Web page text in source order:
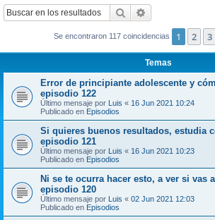
Buscar
Se encontraron 117 coincidencias 1 2 3
Temas
Error de principiante adolescente y
episodio 122
Último mensaje por Luis « 16 Jun 2021 10:24
Publicado en Episodios
Si quieres buenos resultados, estudia
episodio 121
Último mensaje por Luis « 16 Jun 2021 10:23
Publicado en Episodios
Ni se te ocurra hacer esto, a ver si vas
episodio 120
Último mensaje por Luis « 02 Jun 2021 12:03
Publicado en Episodios